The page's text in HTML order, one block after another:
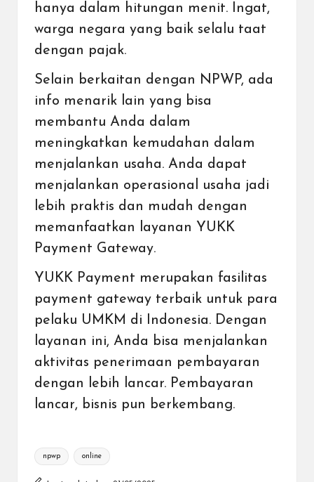
hanya dalam hitungan menit. Ingat,
warga negara yang baik selalu taat
dengan pajak.
Selain berkaitan dengan NPWP, ada
info menarik lain yang bisa
membantu Anda dalam
meningkatkan kemudahan dalam
menjalankan usaha. Anda dapat
menjalankan operasional usaha jadi
lebih praktis dan mudah dengan
memanfaatkan layanan YUKK
Payment Gateway.
YUKK Payment merupakan fasilitas
payment gateway terbaik untuk para
pelaku UMKM di Indonesia. Dengan
layanan ini, Anda bisa menjalankan
aktivitas penerimaan pembayaran
dengan lebih lancar. Pembayaran
lancar, bisnis pun berkembang.
Tags:
npwp online